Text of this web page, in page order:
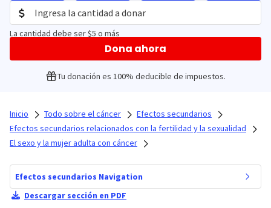
La cantidad debe ser $5 o más
Dona ahora
Tu donación es 100% deducible de impuestos.
Inicio Todo sobre el cáncer
Efectos secundarios
Efectos secundarios relacionados con la fertilidad y la sexualidad
El sexo y la mujer adulta con cáncer
Efectos secundarios Navigation
Descargar sección en PDF